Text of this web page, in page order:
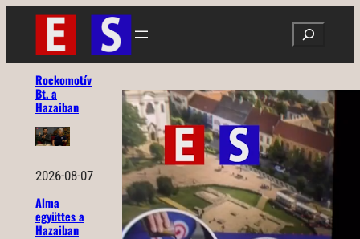
Ugrás
tartalomhoz
Search
Rockomotív
Bt. a
Hazaiban
2026-08-07
Alma
együttes a
Hazaiban